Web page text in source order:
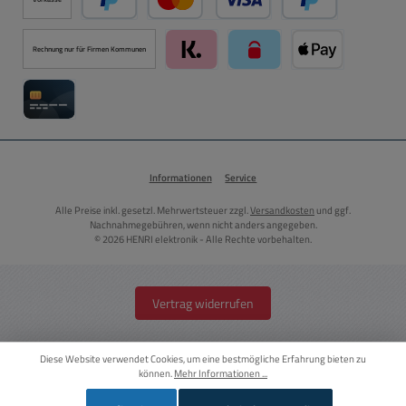
PayPal Kredit- oder Debitkarte über PayPal
Rechnung nur für Firmen Kommunen
Informationen Service
Alle Preise inkl. gesetzl. Mehrwertsteuer zzgl.Versandkosten und ggf.
Nachnahmegebühren, wenn nicht anders angegeben.
© 2026 HENRI elektronik - Alle Rechte vorbehalten.
Vertrag widerrufen
Diese Website verwendet Cookies, um eine bestmögliche Erfahrung bieten zu
können.Mehr Informationen ...